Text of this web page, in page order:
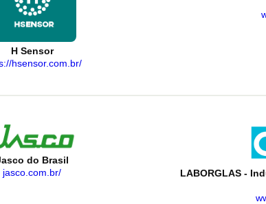
H Sensor
hsensor.com.br/
do Brasil
jasco.com.br/
LABORGLAS -